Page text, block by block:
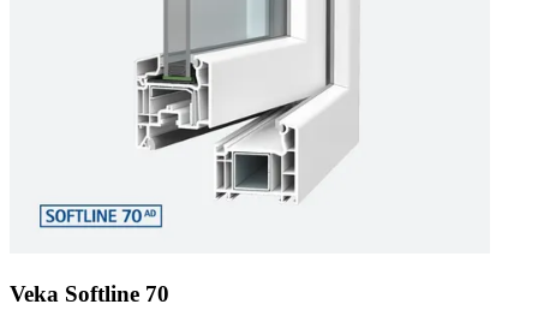
Veka Softline 70